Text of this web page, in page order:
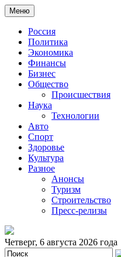
Меню
Россия
Политика
Экономика
Финансы
Бизнес
Общество
Происшествия
Наука
Технологии
Авто
Спорт
Здоровье
Культура
Разное
Анонсы
Туризм
Строительство
Пресс-релизы
Четверг, 6 августа 2026 года